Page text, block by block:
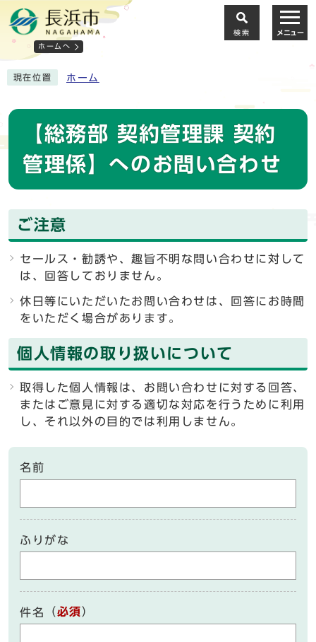
ホームへ
検索 メニュー
現在位置 ホーム
【総務部 契約管理課 契約
管理係】へのお問い合わせ
ご注意
セールス・勧誘や、趣旨不明な問い合わせに対して
は、回答しておりません。
休日等にいただいたお問い合わせは、回答にお時間
をいただく場合があります。
個人情報の取り扱いについて
取得した個人情報は、お問い合わせに対する回答、
またはご意見に対する適切な対応を行うために利用
し、それ以外の目的では利用しません。
名前
ふりがな
件名 （必須）